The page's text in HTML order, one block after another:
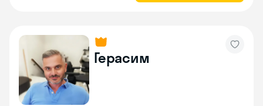
Герасим